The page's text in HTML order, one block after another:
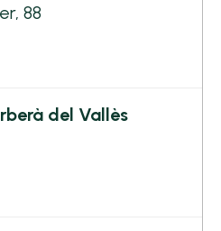
88
del Vallès